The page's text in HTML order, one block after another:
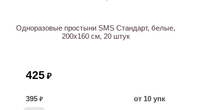
Одноразовые простыни SMS Стандарт, белые,
200х160 см, 20 штук
425 ₽
395 ₽
от 10 упк